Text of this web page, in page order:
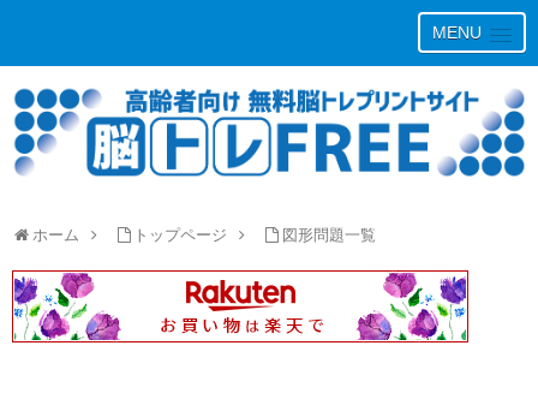
MENU
ホーム トップページ 図形問題一覧